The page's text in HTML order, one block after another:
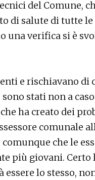
del Comune,
di salute di tutte
una verifica si è
e rischiavano di
stati non a
ha creato dei
comunale
comunque che le
più giovani. Certo
lo stesso,